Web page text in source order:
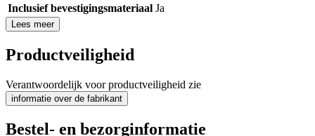
Inclusief bevestigingsmateriaal Ja
Lees meer
Productveiligheid
Verantwoordelijk voor productveiligheid zie
informatie over de fabrikant
Bestel- en bezorginformatie